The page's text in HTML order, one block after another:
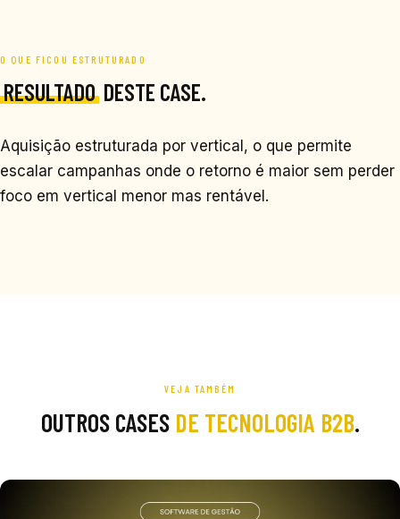
O QUE FICOU ESTRUTURADO
RESULTADO DESTE CASE.
Aquisição estruturada por vertical, o que permite
escalar campanhas onde o retorno é maior sem perder
foco em vertical menor mas rentável.
VEJA TAMBÉM
OUTROS CASES DE TECNOLOGIA B2B.